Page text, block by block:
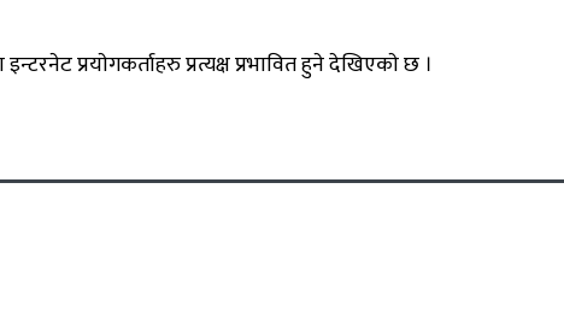
प्रयाेगकर्ताहरु प्रत्यक्ष प्रभावित हुने देखिएकाे छ ।